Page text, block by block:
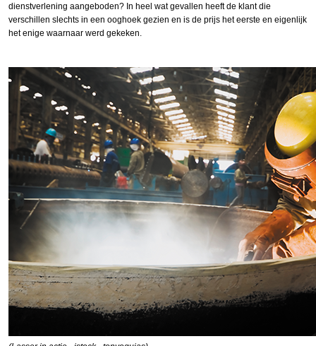
dienstverlening aangeboden? In heel wat gevallen heeft de klant die
verschillen slechts in een ooghoek gezien en is de prijs het eerste en eigenlijk
het enige waarnaar werd gekeken.